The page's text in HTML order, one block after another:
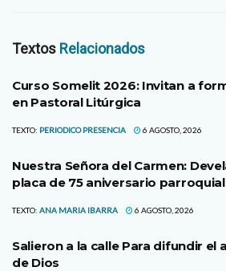
Textos Relacionados
Curso Somelit 2026: Invitan a
en Pastoral Litúrgica
TEXTO: PERIODICO PRESENCIA 6 AGOSTO, 2026
Nuestra Señora del Carmen:
placa de 75 aniversario parroquial
TEXTO: ANA MARIA IBARRA 6 AGOSTO, 2026
Salieron a la calle Para difundir el
de Dios